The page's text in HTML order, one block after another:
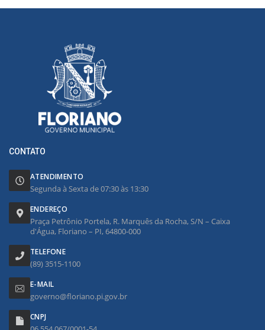
CONTATO
ATENDIMENTO
Segunda à Sexta de 07:30 às 13:30
ENDEREÇO
Praça Petrônio Portela, R. Marquês da Rocha, S/N – Caixa
d'Água, Floriano – PI, 64800-000
TELEFONE
(89) 3515-1100
E-MAIL
governo@floriano.pi.gov.br
CNPJ